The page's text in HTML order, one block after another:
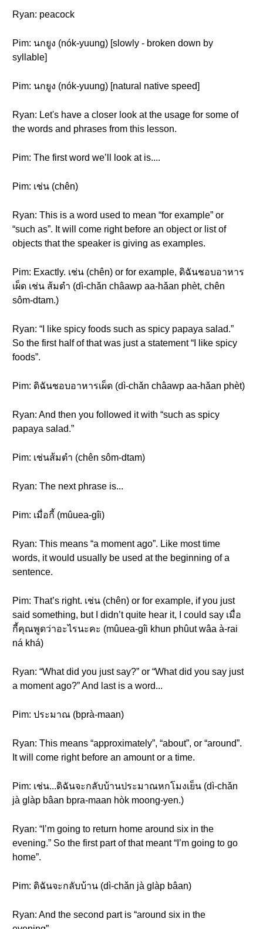
Ryan: peacock
Pim: นกยูง (nók-yuung) [slowly - broken down by
syllable]
Pim: นกยูง (nók-yuung) [natural native speed]
Ryan: Let's have a closer look at the usage for some of
the words and phrases from this lesson.
Pim: The first word we’ll look at is....
Pim: เช่น (chên)
Ryan: This is a word used to mean “for example” or
“such as”. It will come right before an object or list of
objects that the speaker is giving as examples.
Pim: Exactly. เช่น (chên) or for example, ดิฉันชอบอาหาร
เผ็ด เช่น ส้มตำ (dì-chǎn châawp aa-hǎan phèt, chên
sôm-dtam.)
Ryan: “I like spicy foods such as spicy papaya salad.”
So the first half of that was just a statement “I like spicy
foods”.
Pim: ดิฉันชอบอาหารเผ็ด (dì-chǎn châawp aa-hǎan phèt)
Ryan: And then you followed it with “such as spicy
papaya salad.”
Pim: เช่นส้มตำ (chên sôm-dtam)
Ryan: The next phrase is...
Pim: เมื่อกี้ (mûuea-gîi)
Ryan: This means “a moment ago”. Like most time
words, it would usually be used at the beginning of a
sentence.
Pim: That’s right. เช่น (chên) or for example, if you just
said something, but I didn’t quite hear it, I could say เมื่อ
กี้คุณพูดว่าอะไรนะคะ (mûuea-gîi khun phûut wâa à-rai
ná khá)
Ryan: “What did you just say?” or “What did you say just
a moment ago?” And last is a word...
Pim: ประมาณ (bprà-maan)
Ryan: This means “approximately”, “about”, or “around”.
It will come right before an amount or a time.
Pim: เช่น...ดิฉันจะกลับบ้านประมาณหกโมงเย็น (dì-chǎn
jà glàp bâan bpra-maan hòk moong-yen.)
Ryan: “I’m going to return home around six in the
evening.” So the first part of that meant “I’m going to go
home”.
Pim: ดิฉันจะกลับบ้าน (dì-chǎn jà glàp bâan)
Ryan: And the second part is “around six in the